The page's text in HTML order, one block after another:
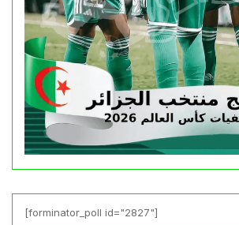
[forminator_poll id="2827"]